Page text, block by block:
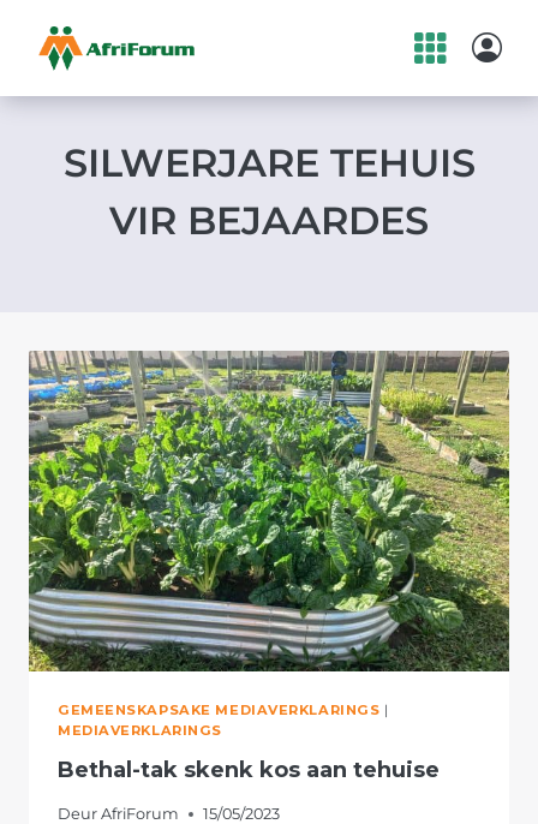
contentSILWERJARE TEHUIS
VIR BEJAARDES
GEMEENSKAPSAKE MEDIAVERKLARINGS |
MEDIAVERKLARINGS
Bethal-tak skenk kos aan tehuise
Deur AfriForum 15/05/2023